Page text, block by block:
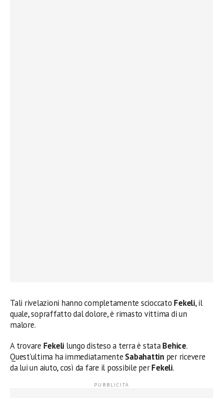
Tali rivelazioni hanno completamente scioccato Fekeli, il
quale, sopraffatto dal dolore, è rimasto vittima di un
malore.
A trovare Fekeli lungo disteso a terra è stataBehice.
Quest’ultima ha immediatamente Sabahattinper ricevere
da lui un aiuto, così da fare il possibile perFekeli.